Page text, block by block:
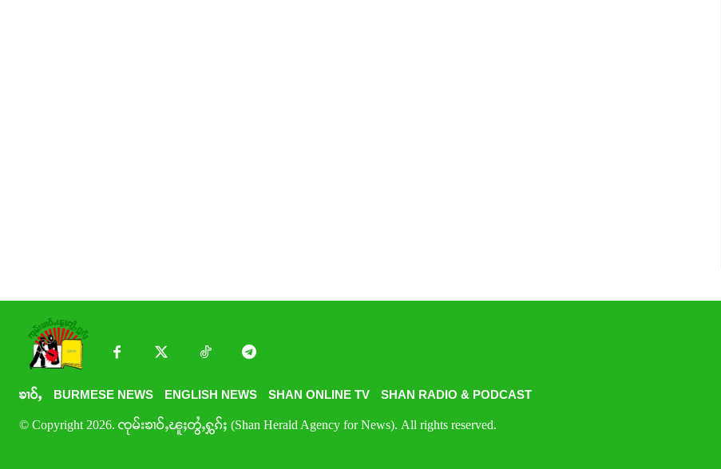
ၶၢဝ်ႇ BURMESE NEWS ENGLISH NEWS SHAN ONLINE TV SHAN RADIO & PODCAST
© Copyright 2026. ၸုမ်းၶၢဝ်ႇၽူႈတွႆႇႁွၵ်ႈ (Shan Herald Agency for News). All rights reserved.